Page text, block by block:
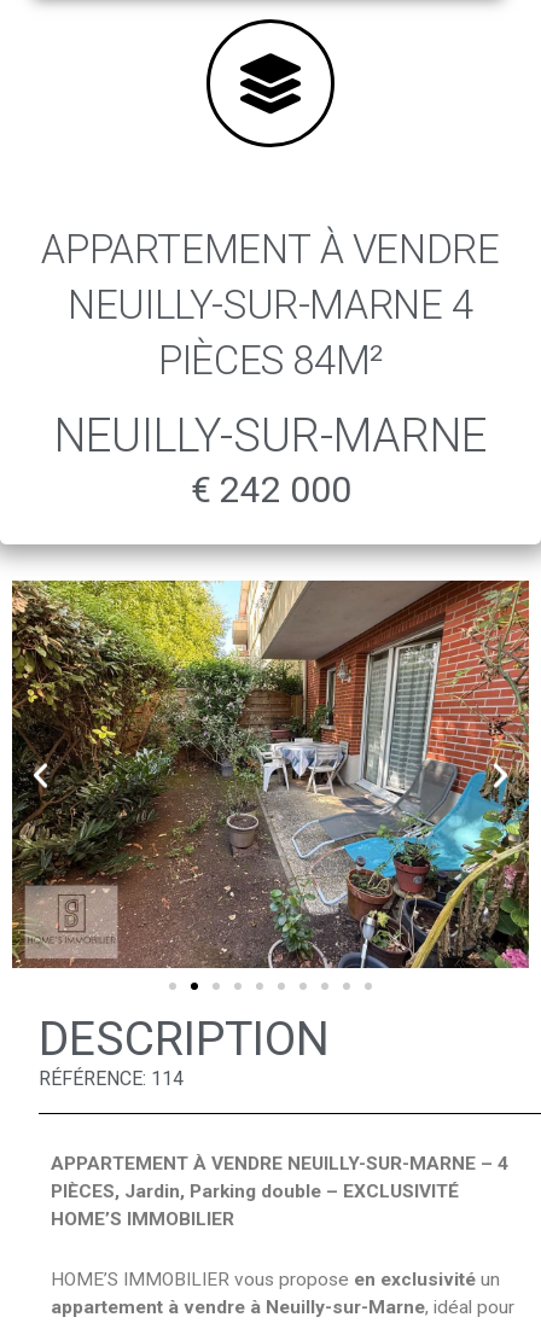
APPARTEMENT À VENDRE
NEUILLY-SUR-MARNE 4
PIÈCES 84M²
NEUILLY-SUR-MARNE
€ 242 000
DESCRIPTION
RÉFÉRENCE: 114
APPARTEMENT À VENDRE NEUILLY-SUR-MARNE – 4
PIÈCES, Jardin, Parking double – EXCLUSIVITÉ
HOME’S IMMOBILIER
HOME’S IMMOBILIER vous propose en exclusivité un
appartement à vendre à Neuilly-sur-Marne, idéal pour